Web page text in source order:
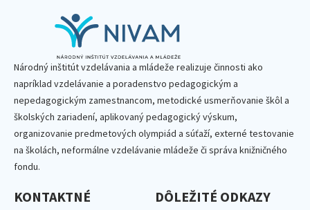
Národný inštitút vzdelávania a mládeže realizuje činnosti ako
napríklad vzdelávanie a poradenstvo pedagogickým a
nepedagogickým zamestnancom, metodické usmerňovanie škôl a
školských zariadení, aplikovaný pedagogický výskum,
organizovanie predmetových olympiád a súťaží, externé testovanie
na školách, neformálne vzdelávanie mládeže či správa knižničného
fondu.
KONTAKTNÉ
DÔLEŽITÉ ODKAZY